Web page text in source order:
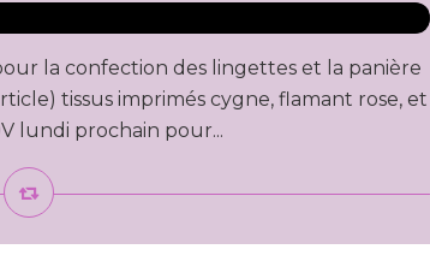
la confection des lingettes et la panière
tissus imprimés cygne, flamant rose, et
lundi prochain pour...